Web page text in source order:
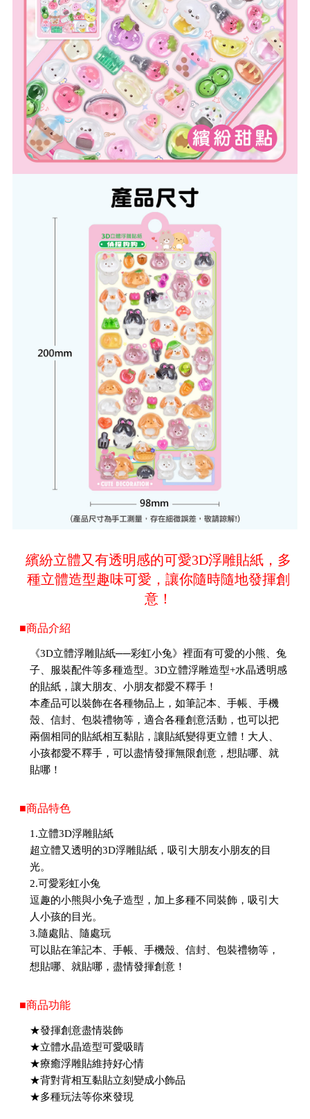
繽紛立體又有透明感的可愛3D浮雕貼紙，多
種立體造型趣味可愛，讓你隨時隨地發揮創
意！
■商品介紹
《3D立體浮雕貼紙──彩虹小兔》裡面有可愛的小熊、兔
子、服裝配件等多種造型。3D立體浮雕造型+水晶透明感
的貼紙，讓大朋友、小朋友都愛不釋手！
本產品可以裝飾在各種物品上，如筆記本、手帳、手機
殼、信封、包裝禮物等，適合各種創意活動，也可以把
兩個相同的貼紙相互黏貼，讓貼紙變得更立體！大人、
小孩都愛不釋手，可以盡情發揮無限創意，想貼哪、就
貼哪！
■商品特色
1.立體3D浮雕貼紙
超立體又透明的3D浮雕貼紙，吸引大朋友小朋友的目
光。
2.可愛彩虹小兔
逗趣的小熊與小兔子造型，加上多種不同裝飾，吸引大
人小孩的目光。
3.隨處貼、隨處玩
可以貼在筆記本、手帳、手機殼、信封、包裝禮物等，
想貼哪、就貼哪，盡情發揮創意！
■商品功能
★發揮創意盡情裝飾
★立體水晶造型可愛吸睛
★療癒浮雕貼維持好心情
★背對背相互黏貼立刻變成小飾品
★多種玩法等你來發現